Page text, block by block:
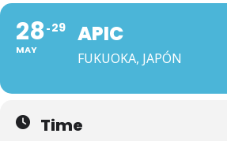
28
MAY
29 APIC
FUKUOKA, JAPÓN
Time